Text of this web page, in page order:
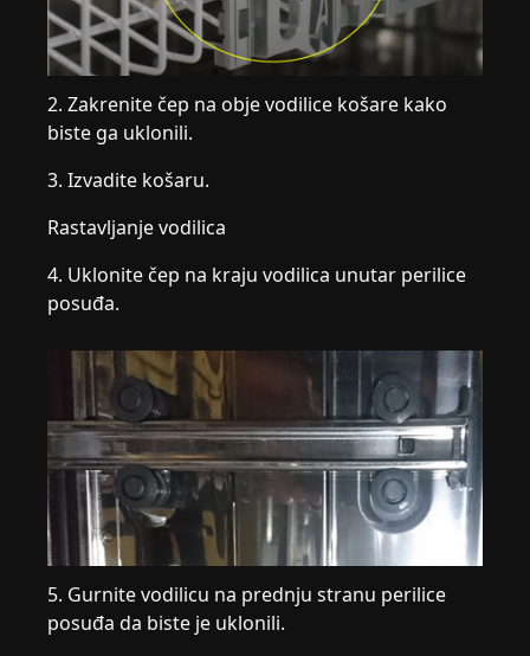
2. Zakrenite čep na obje vodilice košare kako
biste ga uklonili.
3. Izvadite košaru.
Rastavljanje vodilica
4. Uklonite čep na kraju vodilica unutar perilice
posuđa.
5. Gurnite vodilicu na prednju stranu perilice
posuđa da biste je uklonili.